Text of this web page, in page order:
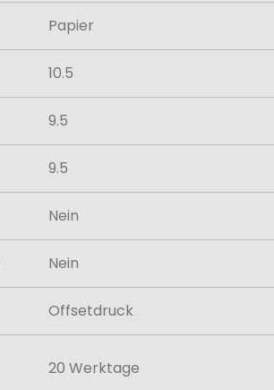
Papier
10.5
9.5
9.5
Nein
Nein
Offsetdruck
20 Werktage